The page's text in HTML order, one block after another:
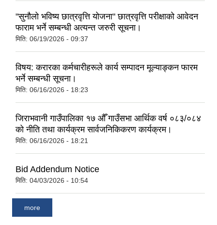
"सुनौलो भविष्य छात्रवृत्ति योजना" छात्रवृत्ति परीक्षाको आवेदन
फाराम भर्ने सम्बन्धी अत्यन्त जरुरी सूचना।
मिति: 06/19/2026 - 09:37
विषय: करारका कर्मचारीहरूले कार्य सम्पादन मूल्याङ्कन फारम
भर्ने सम्बन्धी सूचना।
मिति: 06/16/2026 - 18:23
जिराभवानी गाउँपालिका १७ औँ गाउँसभा आर्थिक वर्ष ०८३/०८४
को नीति तथा कार्यक्रम सार्वजनिकिकरण कार्यक्रम।
मिति: 06/16/2026 - 18:21
Bid Addendum Notice
मिति: 04/03/2026 - 10:54
more